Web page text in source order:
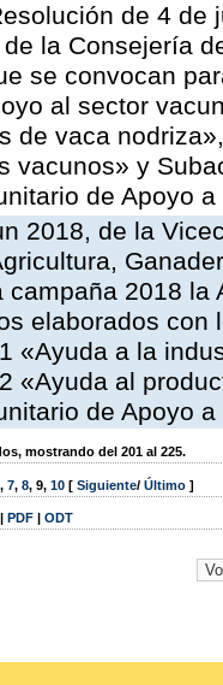
de 4
la Consejería
se convocan
al sector
de vaca
vacunos» y
de Apoyo
2018, de la
campaña 2018
elaborados
«Ayuda a la
«Ayuda al
de Apoyo
mostrando del 201 al 225.
, 7, 8, 9, 10 [ Siguiente/ Último ]
| PDF | ODT